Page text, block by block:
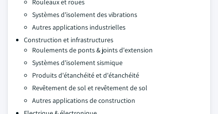
Rouleaux et roues
Systèmes d'isolement des vibrations
Autres applications industrielles
Construction et infrastructures
Roulements de ponts & joints d'extension
Systèmes d'isolement sismique
Produits d'étanchéité et d'étanchéité
Revêtement de sol et revêtement de sol
Autres applications de construction